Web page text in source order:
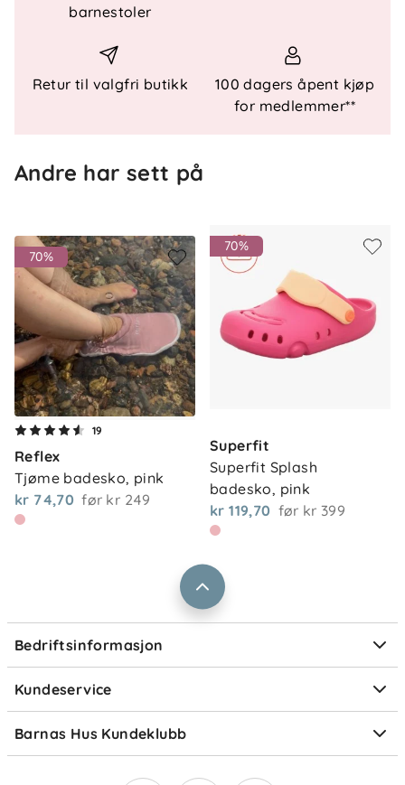
Teknisk informasjon
UV-beskyttelse: UV50
Passform: Normal passform
Egnet til strand og basseng
OEKO-TEX®
Materiale
83 % resirkulert polyester
17 % elastan
Vedlikehold
Skylles i ferskvann etter bruk og lufttørkes. Kan
vaskes ved behov, men unngå tørketrommel for å
bevare passform og materiale over tid.
barnestoler
Retur til valgfri butikk
100 dagers åpent kjøp
for medlemmer**
Andre har sett på
70%
19
Reflex
Tjøme badesko, pink
kr 74,70 før kr 249
70%
Superfit
Superfit Splash
badesko, pink
kr 119,70 før kr 399
Bedriftsinformasjon
Om oss
Våre butikker
Vårt samfunnsansvar
Størrelsesguider
Kundeservice
Kontakt oss
Frakt og levering
Retur og reklamasjon
Ofte stilte spørsmål
Om Klarna
Barnas Hus Kundeklubb
Medlemsvilkår